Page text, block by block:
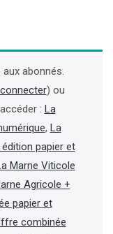
abonnés.
) ou
: La
, La
papier et
Marne Viticole
Agricole +
papier et
combinée